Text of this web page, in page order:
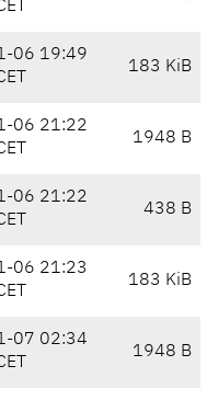
06 19:49
183 KiB
06 21:22
1948 B
06 21:22
438 B
06 21:23
183 KiB
07 02:34
1948 B